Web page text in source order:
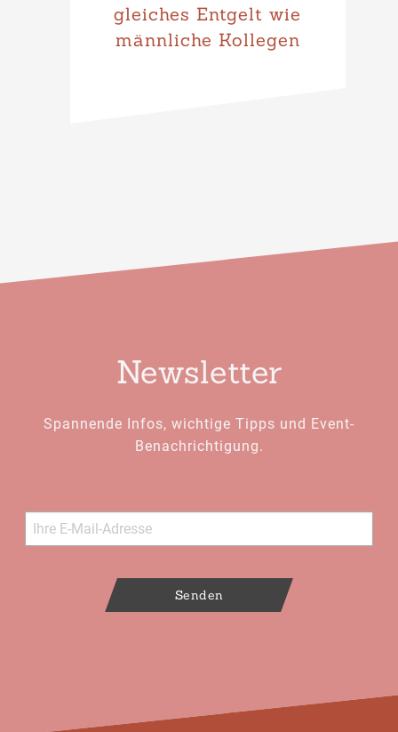
gleiches Entgelt wie
männliche Kollegen
Newsletter
Spannende Infos, wichtige Tipps und Event-
Benachrichtigung.
Senden